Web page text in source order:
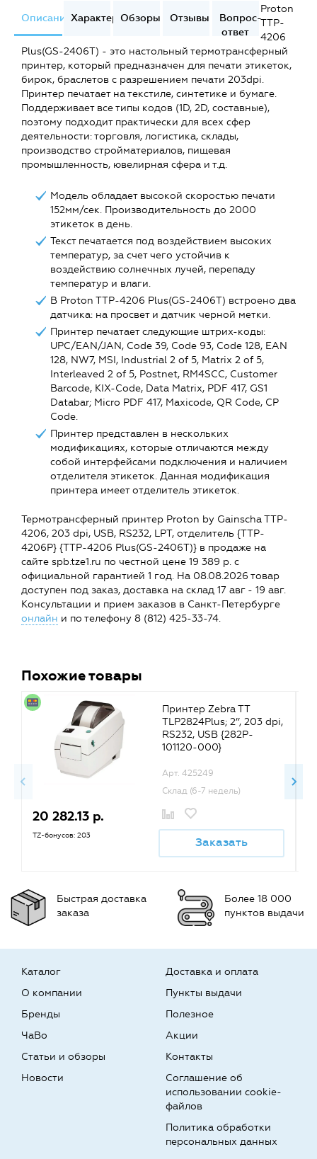
ОписаниеХарактеристики
Обзоры Отзывы
Вопрос-
ответ
Proton
TTP-
4206
Plus(GS-2406T) - это настольный термотрансферный
принтер, который предназначен для печати этикеток,
бирок, браслетов с разрешением печати 203dpi.
Принтер печатает на текстиле, синтетике и бумаге.
Поддерживает все типы кодов (1D, 2D, составные),
поэтому подходит практически для всех сфер
деятельности: торговля, логистика, склады,
производство стройматериалов, пищевая
промышленность, ювелирная сфера и т.д.
Модель обладает высокой скоростью печати
152мм/сек. Производительность до 2000
этикеток в день.
Текст печатается под воздействием высоких
температур, за счет чего устойчив к
воздействию солнечных лучей, перепаду
температур и влаги.
В Proton TTP-4206 Plus(GS-2406T) встроено два
датчика: на просвет и датчик черной метки.
Принтер печатает следующие штрих-коды:
UPC/EAN/JAN, Code 39, Code 93, Code 128, EAN
128, NW7, MSI, Industrial 2 of 5, Matrix 2 of 5,
Interleaved 2 of 5, Postnet, RM4SCC, Customer
Barcode, KIX-Code, Data Matrix, PDF 417, GS1
Databar; Micro PDF 417, Maxicode, QR Code, CP
Code.
Принтер представлен в нескольких
модификациях, которые отличаются между
собой интерфейсами подключения и наличием
отделителя этикеток. Данная модификация
принтера имеет отделитель этикеток.
Термотрансферный принтер Proton by Gainscha TTP-
4206, 203 dpi, USB, RS232, LPT, отделитель {TTP-
4206P} {TTP-4206 Plus(GS-2406T)} в продаже на
сайте spb.tze1.ru по честной цене 19 389 р. с
официальной гарантией 1 год. На 08.08.2026 товар
доступен под заказ, доставка на склад 17 авг - 19 авг.
Консультации и прием заказов в Санкт-Петербурге
онлайн и по телефону 8 (812) 425-33-74.
Похожие товары
Принтер Zebra TT
TLP2824Plus; 2’’, 203 dpi,
RS232, USB {282P-
101120-000}
Арт. 425249
Склад (6-7 недель)
20 282.13 р.
TZ-бонусов: 203 Заказать
Быстрая доставка
заказа
Более 18 000
пунктов выдачи
Каталог
О компании
Бренды
Доставка и оплата
Пункты выдачи
Полезное
ЧаВо
Статьи и обзоры
Новости
Акции
Контакты
Соглашение об
использовании cookie-
файлов
Политика обработки
персональных данных